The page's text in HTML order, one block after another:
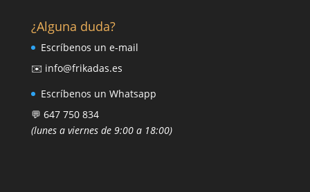
¿Alguna duda?
Escríbenos un e-mail
✉️ info@frikadas.es
Escríbenos un Whatsapp
💬 647 750 834
(lunes a viernes de 9:00 a 18:00)